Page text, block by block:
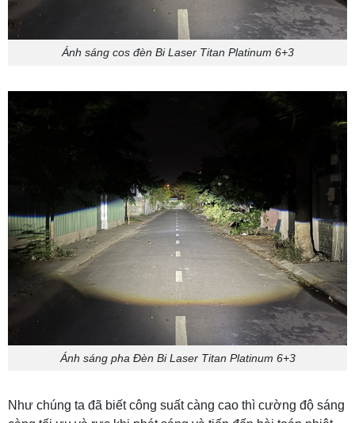
Ánh sáng cos đèn Bi Laser Titan Platinum 6+3
Ánh sáng pha Đèn Bi Laser Titan Platinum 6+3
Như chúng ta đã biết công suất càng cao thì cường độ sáng